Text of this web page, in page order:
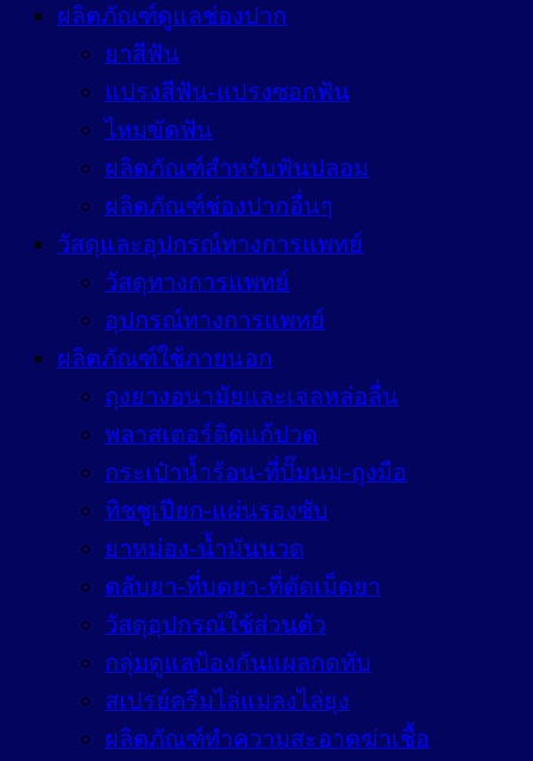
ผลิตภัณฑ์ดูแลช่องปาก
ยาสีฟัน
แปรงสีฟัน-แปรงซอกฟัน
ไหมขัดฟัน
ผลิตภัณฑ์สำหรับฟันปลอม
ผลิตภัณฑ์ช่องปากอื่นๆ
วัสดุและอุปกรณ์ทางการแพทย์
วัสดุทางการแพทย์
อุปกรณ์ทางการแพทย์
ผลิตภัณฑ์ใช้ภายนอก
ถุงยางอนามัยและเจลหล่อลื่น
พลาสเตอร์ติดแก้ปวด
กระเป๋าน้ำร้อน-ที่ปั๊มนม-ถุงมือ
ทิชชูเปียก-แผ่นรองซับ
ยาหม่อง-น้ำมันนวด
ตลับยา-ที่บดยา-ที่ตัดเม็ดยา
วัสดุอุปกรณ์ใช้ส่วนตัว
กลุ่มดูแลป้องกันแผลกดทับ
สเปรย์ครีมไล่แมลงไล่ยุง
ผลิตภัณฑ์ทำความสะอาดฆ่าเชื้อ